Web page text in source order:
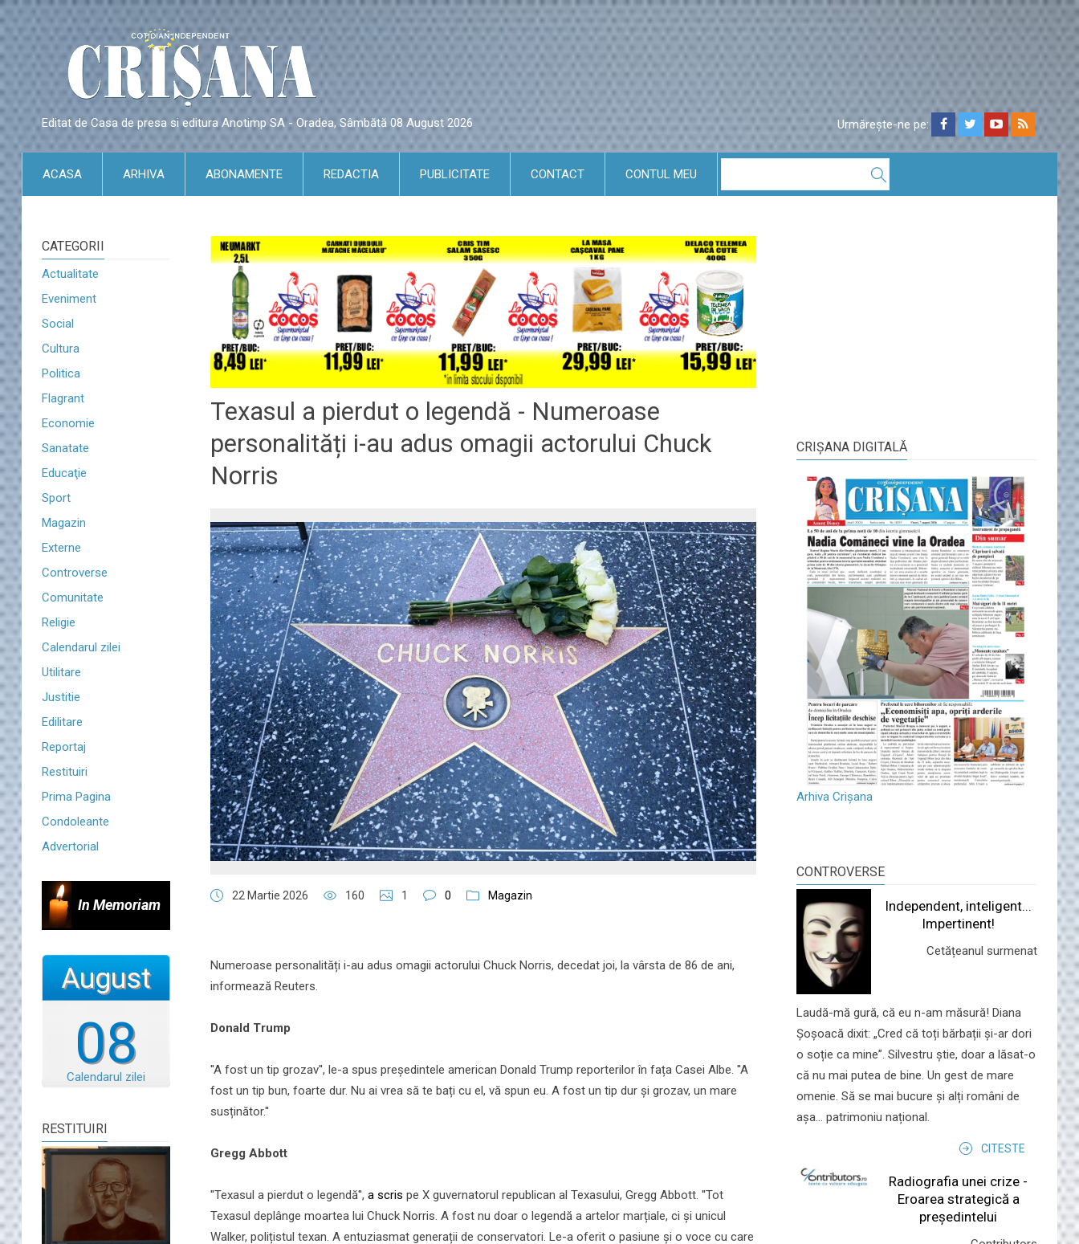
Editat de Casa de presa si editura Anotimp SA - Oradea, Sâmbătă 08 August 2026 Urmărește-ne pe:
ACASA ARHIVA ABONAMENTE REDACTIA PUBLICITATE CONTACT CONTUL MEU
CATEGORII
Actualitate
Eveniment
Social
Cultura
Politica
Flagrant
Economie
Sanatate
Educaţie
Sport
Magazin
Externe
Controverse
Comunitate
Religie
Calendarul zilei
Utilitare
Justitie
Edilitare
Reportaj
Restituiri
Prima Pagina
Condoleante
Advertorial
In Memoriam
08
August
Calendarul zilei
RESTITUIRI
Texasul a pierdut o legendă - Numeroase
personalități i-au adus omagii actorului Chuck
Norris
22 Martie 2026 160 1 0 Magazin
Numeroase personalități i-au adus omagii actorului Chuck Norris, decedat joi, la vârsta de 86 de ani,
informează Reuters.
Donald Trump
''A fost un tip grozav'', le-a spus președintele american Donald Trump reporterilor în fața Casei Albe. ''A
fost un tip bun, foarte dur. Nu ai vrea să te bați cu el, vă spun eu. A fost un tip dur și grozav, un mare
susținător.''
Gregg Abbott
''Texasul a pierdut o legendă'', a scris pe X guvernatorul republican al Texasului, Gregg Abbott. ''Tot
Texasul deplânge moartea lui Chuck Norris. A fost nu doar o legendă a artelor marțiale, ci și unicul
Walker, polițistul texan. A entuziasmat generații de conservatori. Le-a oferit o pasiune și o voce cu care
CRIŞANA DIGITALĂ
Arhiva Crișana
CONTROVERSE
Independent, inteligent...
Impertinent!
Cetățeanul surmenat
Laudă-mă gură, că eu n-am măsură! Diana
Șoșoacă dixit: „Cred că toți bărbații și-ar dori
o soție ca mine”. Silvestru știe, doar a lăsat-o
că nu mai putea de bine. Un gest de mare
omenie. Să se mai bucure și alți români de
așa... patrimoniu național.
CITESTE
Radiografia unei crize -
Eroarea strategică a
președintelui